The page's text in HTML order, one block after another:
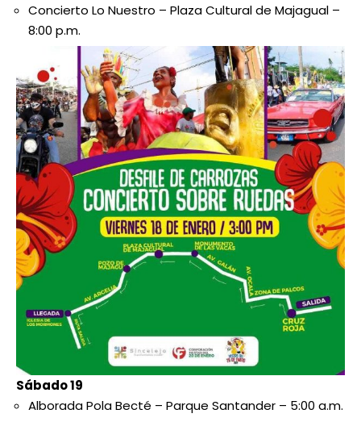
Concierto Lo Nuestro – Plaza Cultural de Majagual –
8:00 p.m.
Sábado 19
Alborada Pola Becté – Parque Santander – 5:00 a.m.